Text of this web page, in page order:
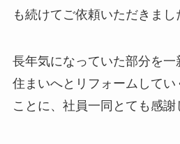
も続けてご依頼いただきまし
長年気になっていた部分を
住まいへとリフォームしてい
ことに、社員一同とても感謝